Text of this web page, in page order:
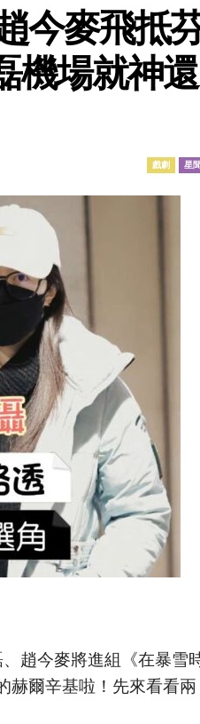
今麥飛抵
機場就神還
戲劇 星
趙今麥將進組《在暴雪
赫爾辛基啦！先來看看兩